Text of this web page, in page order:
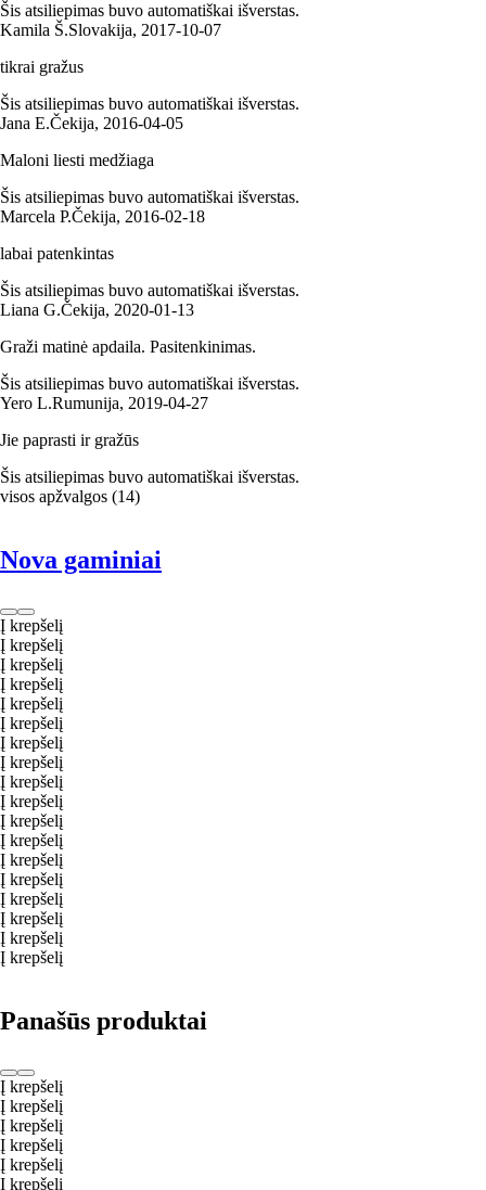
Šis atsiliepimas buvo automatiškai išverstas.
Kamila Š.Slovakija, 2017‑10‑07
tikrai gražus
Šis atsiliepimas buvo automatiškai išverstas.
Jana E.Čekija, 2016‑04‑05
Maloni liesti medžiaga
Šis atsiliepimas buvo automatiškai išverstas.
Marcela P.Čekija, 2016‑02‑18
labai patenkintas
Šis atsiliepimas buvo automatiškai išverstas.
Liana G.Čekija, 2020‑01‑13
Graži matinė apdaila. Pasitenkinimas.
Šis atsiliepimas buvo automatiškai išverstas.
Yero L.Rumunija, 2019‑04‑27
Jie paprasti ir gražūs
Šis atsiliepimas buvo automatiškai išverstas.
visos apžvalgos (14)
Nova gaminiai
Į krepšelį
Į krepšelį
Į krepšelį
Į krepšelį
Į krepšelį
Į krepšelį
Į krepšelį
Į krepšelį
Į krepšelį
Į krepšelį
Į krepšelį
Į krepšelį
Į krepšelį
Į krepšelį
Į krepšelį
Į krepšelį
Į krepšelį
Į krepšelį
Panašūs produktai
Į krepšelį
Į krepšelį
Į krepšelį
Į krepšelį
Į krepšelį
Į krepšelį